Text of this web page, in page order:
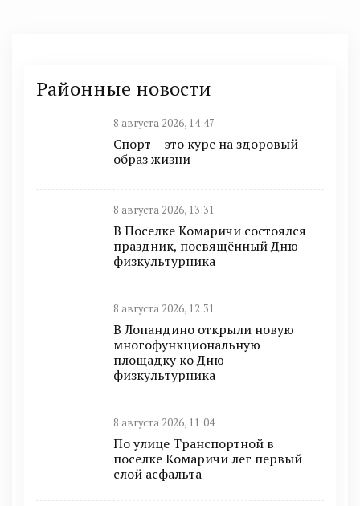
Районные новости
8 августа 2026, 14:47
Спорт – это курс на здоровый
образ жизни
8 августа 2026, 13:31
В Поселке Комаричи состоялся
праздник, посвящённый Дню
физкультурника
8 августа 2026, 12:31
В Лопандино открыли новую
многофункциональную
площадку ко Дню
физкультурника
8 августа 2026, 11:04
По улице Транспортной в
поселке Комаричи лег первый
слой асфальта